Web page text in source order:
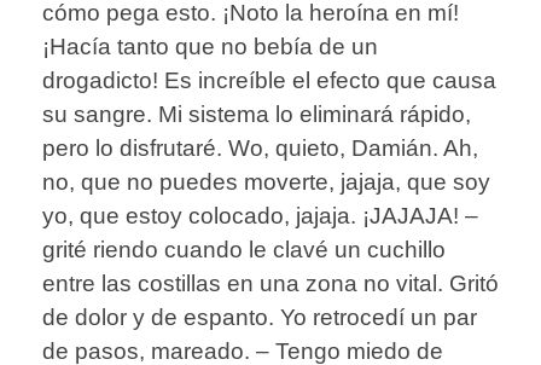
cómo pega esto. ¡Noto la heroína en mí!
¡Hacía tanto que no bebía de un
drogadicto! Es increíble el efecto que causa
su sangre. Mi sistema lo eliminará rápido,
pero lo disfrutaré. Wo, quieto, Damián. Ah,
no, que no puedes moverte, jajaja, que soy
yo, que estoy colocado, jajaja. ¡JAJAJA! –
grité riendo cuando le clavé un cuchillo
entre las costillas en una zona no vital. Gritó
de dolor y de espanto. Yo retrocedí un par
de pasos, mareado. – Tengo miedo de